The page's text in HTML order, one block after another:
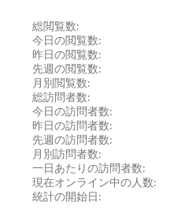
総閲覧数:
今日の閲覧数:
昨日の閲覧数:
先週の閲覧数:
月別閲覧数:
総訪問者数:
今日の訪問者数:
昨日の訪問者数:
先週の訪問者数:
月別訪問者数:
一日あたりの訪問者数:
現在オンライン中の人数:
統計の開始日: